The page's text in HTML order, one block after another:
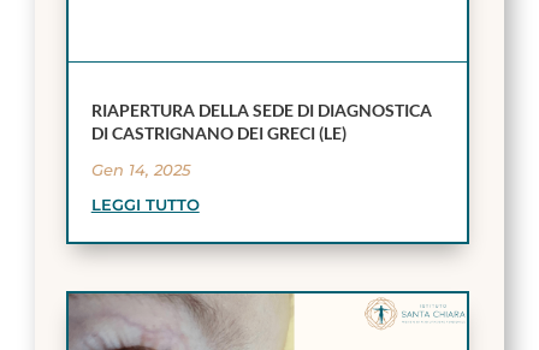
RIAPERTURA DELLA SEDE DI DIAGNOSTICA
DI CASTRIGNANO DEI GRECI (LE)
Gen 14, 2025
LEGGI TUTTO